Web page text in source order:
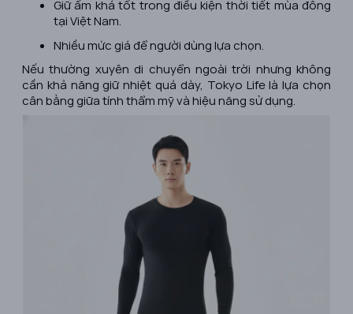
Giữ ấm khá tốt trong điều kiện thời tiết mùa đông
tại Việt Nam.
Nhiều mức giá để người dùng lựa chọn.
Nếu thường xuyên di chuyển ngoài trời nhưng không
cần khả năng giữ nhiệt quá dày, Tokyo Life là lựa chọn
cân bằng giữa tính thẩm mỹ và hiệu năng sử dụng.